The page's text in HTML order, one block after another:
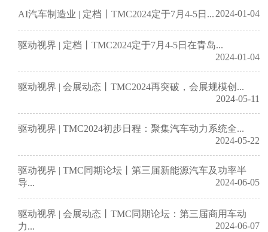
AI汽车制造业 | 定档丨TMC2024定于7月4-5日... 2024-01-04
驱动视界 | 定档丨TMC2024定于7月4-5日在青岛...
2024-01-04
驱动视界 | 会展动态丨TMC2024再突破，会展规模创...
2024-05-11
驱动视界 | TMC2024初步日程：聚集汽车动力系统全...
2024-05-22
驱动视界 | TMC同期论坛丨第三届新能源汽车及功率半
导...
2024-06-05
驱动视界 | 会展动态丨TMC同期论坛：第三届商用车动
力...
2024-06-07